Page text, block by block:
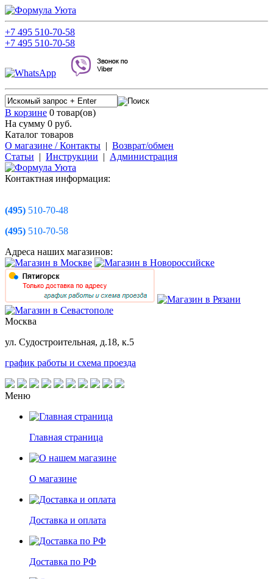
+7 495 510-70-58
+7 495 510-70-58
В корзине 0 товар(ов)
На сумму 0 руб.
Каталог товаров
О магазине / Контакты | Возврат/обмен
Статьи | Инструкции | Администрация
Контактная информация:
(495) 510-70-48
(495) 510-70-58
Адреса наших магазинов:
Москва
ул. Судостроительная, д.18, к.5
график работы и схема проезда
Меню
Главная страница
О магазине
Доставка и оплата
Доставка по РФ